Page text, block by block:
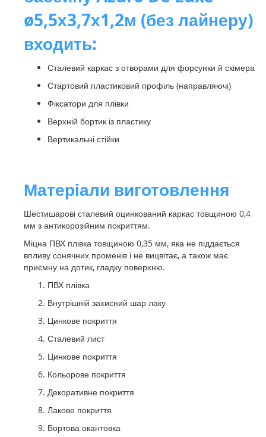
ø5,5х3,7х1,2м (без лайнеру)
входить:
Сталевий каркас з отворами для форсунки й скімера
Стартовий пластиковий профіль (направляючі)
Фіксатори для плівки
Верхній бортик із пластику
Вертикальні стійки
Матеріали виготовлення
Шестишарові сталевий оцинкований каркас товщиною 0,4
мм з антикорозійним покриттям.
Міцна ПВХ плівка товщиною 0,35 мм, яка не піддається
впливу сонячних променів і не вицвітає, а також має
приємну на дотик, гладку поверхню.
ПВХ плівка
Внутрішній захисний шар лаку
Цинкове покриття
Сталевий лист
Цинкове покриття
Кольорове покриття
Декоративне покриття
Лакове покриття
Бортова окантовка